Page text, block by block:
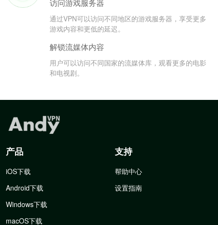
访问游戏服务器
通过VPN可以访问不同地区的游戏服务器，享受更多
游戏内容和更低的延迟。
解锁流媒体内容
用户可以访问不同国家的流媒体库，观看更多的电影
和电视剧。
产品
iOS下载
Android下载
Windows下载
macOS下载
支持
帮助中心
设置指南